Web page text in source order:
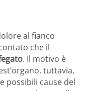
al fianco
che il
. Il motivo è
tuttavia,
possibili cause del